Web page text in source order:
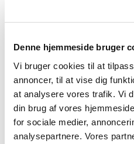
Denne hjemmeside bruger
Vi bruger cookies til at
annoncer, til at vise dig
at analysere vores trafik. Vi
din brug af vores
for sociale medier,
analysepartnere. Vores